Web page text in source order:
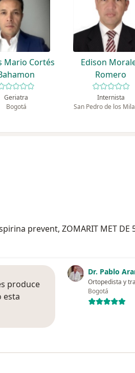
Mario Cortés
Geriatra
Bogotá
Edison
Romero
Internista
San Pedro de los
prevent, ZOMARIT MET DE
Dr. Pablo
Ortopedista y
Bogotá
produce
esta